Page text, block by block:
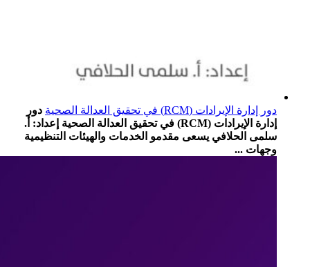
دور إدارة الإيرادات (RCM) في تحقيق العدالة الصحية
دور
إدارة الإيرادات (RCM) في تحقيق العدالة الصحية إعداد: أ.
سلمى الحلافي يسعى مقدمو الخدمات والهيئات التنظيمية
وجهات ...